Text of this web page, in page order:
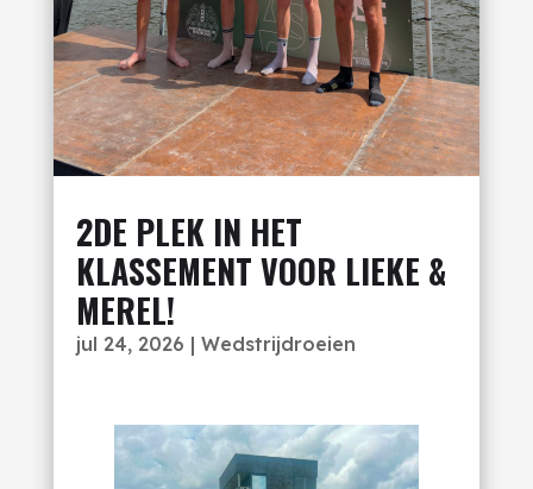
2DE PLEK IN HET
KLASSEMENT VOOR LIEKE &
MEREL!
jul 24, 2026 | Wedstrijdroeien